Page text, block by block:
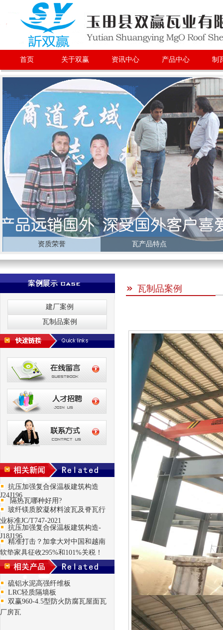
首页 关于双赢 资讯中心 产品中心 制
资质荣誉 瓦产品特点
建厂案例
瓦制品案例
抗压加强复合保温板建筑构造
J24J196
隔热瓦哪种好用?
玻纤镁质胶凝材料波瓦及脊瓦行
业标准JC/T747-2021
抗压加强复合保温板建筑构造-
J18J196
精准打击？加拿大对中国和越南
软垫家具征收295%和101%关税！
硫铝水泥高强纤维板
LRC轻质隔墙板
双赢960-4.5型防火防腐瓦屋面瓦
厂房瓦
瓦制品案例